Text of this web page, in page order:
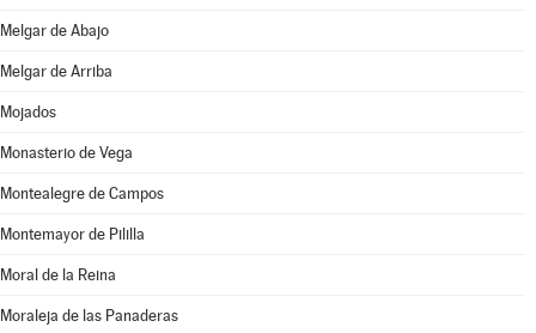
Melgar de Abajo
Melgar de Arriba
Mojados
Monasterio de Vega
Montealegre de Campos
Montemayor de Pililla
Moral de la Reina
Moraleja de las Panaderas